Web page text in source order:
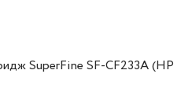
SuperFine SF-CF233A (HP